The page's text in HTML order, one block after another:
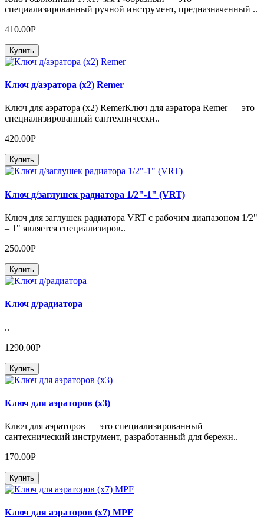
специализированный ручной инструмент, предназначенный ..
410.00Р
Купить
Ключ д/аэратора (х2) Remer
Ключ для аэратора (х2) RemerКлюч для аэратора Remer — это
специализированный сантехнически..
420.00Р
Купить
Ключ д/заглушек радиатора 1/2"-1" (VRT)
Ключ для заглушек радиатора VRT с рабочим диапазоном 1/2"
– 1" является специализиров..
250.00Р
Купить
Ключ д/радиатора
..
1290.00Р
Купить
Ключ для аэраторов (х3)
Ключ для аэраторов — это специализированный
сантехнический инструмент, разработанный для бережн..
170.00Р
Купить
Ключ для аэраторов (х7) MPF